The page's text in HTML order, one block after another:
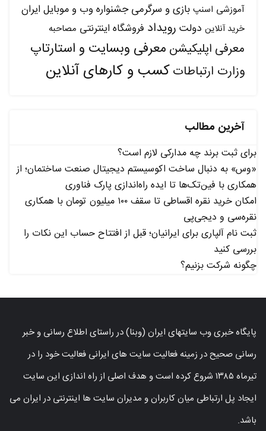
آموزشی اسنپ بازی و سرگرمی جشنواره وب و موبایل ایران
خرید آنلاین دولت رویداد فروشگاه اینترنتی مصاحبه
معرفی اپلیکیشن معرفی وبسایت و استارتاپ
وزارت ارتباطاتکسب و کارهای آنلاین
آخرین مطالب
برای ثبت برند چه مدارکی لازم است؟
«وس» به دنبال ساخت اکوسیستم دیجیتال صنعت ساختمان؛ از
همکاری با فین‌تک‌ها تا ایده راه‌اندازی پارک فناوری
امکان خرید نقره اقساطی تا سقف ۱۰۰ میلیون تومان با همکاری
نقره‌سی و دیجی‌پی
ثبت نام آلپاری برای ایرانیان؛ قبل از افتتاح حساب این نکات را
بررسی کنید
چگونه شرکت بزنیم؟
پایگاه خبری وب سایتهای ایران (وبنا) در راستای اطلاع رسانی و خبر
رسانی صحیح در زمینه فعالیت سایت های ایرانی فعالیت خود را در
تیرماه ۱۳۸۵ شروع کرده است و هدف اصلی از راه اندازی این سایت
ایجاد پل ارتباطی میان کاربران و مدیران سایت ها اینترنتی در ایران می
باشد.